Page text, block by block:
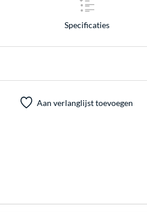
Specificaties
Aan verlanglijst toevoegen